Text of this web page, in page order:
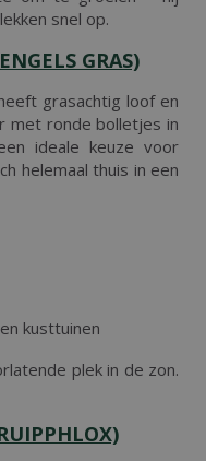
snel op.
GRAS)
grasachtig loof en
met ronde bolletjes in
ideale keuze voor
helemaal thuis in een
kusttuinen
plek in de zon.